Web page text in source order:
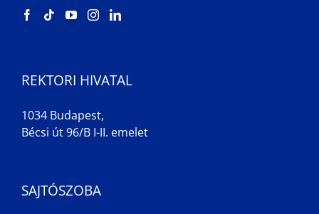
REKTORI HIVATAL
1034 Budapest,
Bécsi út 96/B I-II. emelet
SAJTÓSZOBA